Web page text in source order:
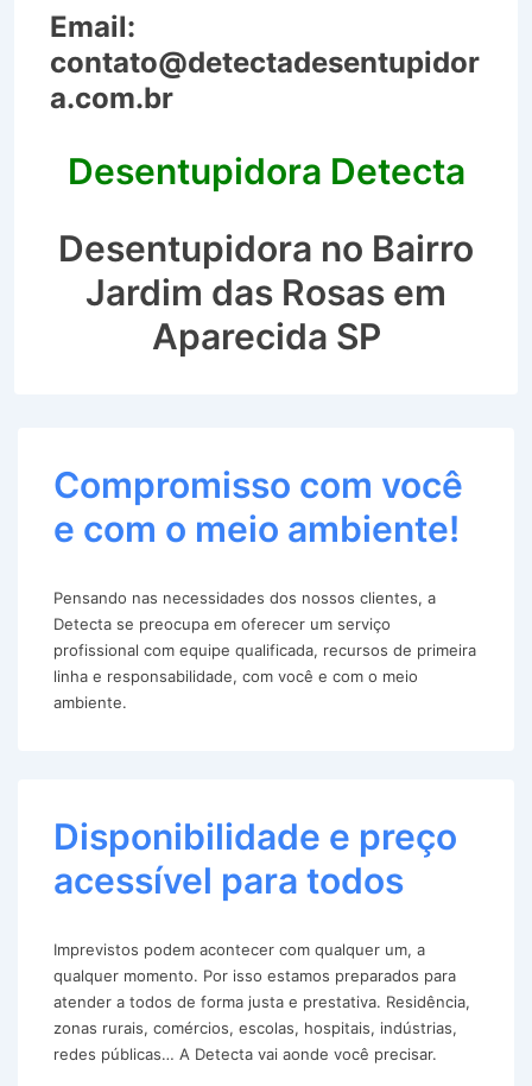
Email:
contato@detectadesentupidor
a.com.br
Desentupidora Detecta
Desentupidora no Bairro
Jardim das Rosas em
Aparecida SP
Compromisso com você
e com o meio ambiente!
Pensando nas necessidades dos nossos clientes, a
Detecta se preocupa em oferecer um serviço
profissional com equipe qualificada, recursos de primeira
linha e responsabilidade, com você e com o meio
ambiente.
Disponibilidade e preço
acessível para todos
Imprevistos podem acontecer com qualquer um, a
qualquer momento. Por isso estamos preparados para
atender a todos de forma justa e prestativa. Residência,
zonas rurais, comércios, escolas, hospitais, indústrias,
redes públicas… A Detecta vai aonde você precisar.